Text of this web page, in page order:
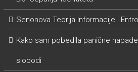
Senonova Teorija Informacije i
Kako sam pobedila panične
slobodi